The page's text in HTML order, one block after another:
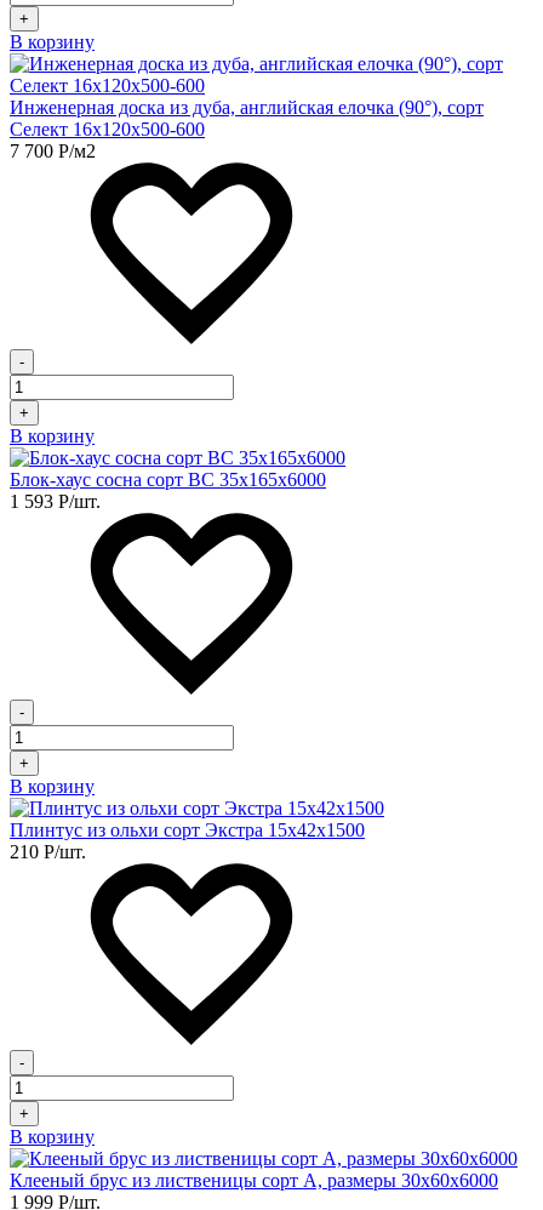
+
В корзину
Инженерная доска из дуба, английская елочка (90°), сорт
Селект 16х120х500-600
7 700 Р/м2
-
+
В корзину
Блок-хаус сосна сорт ВС 35х165х6000
1 593 Р/шт.
-
+
В корзину
Плинтус из ольхи сорт Экстра 15х42х1500
210 Р/шт.
-
+
В корзину
Клееный брус из лиственицы сорт А, размеры 30х60х6000
1 999 Р/шт.